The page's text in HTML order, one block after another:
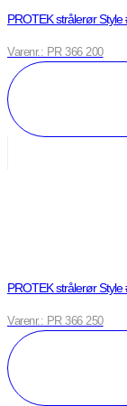
PROTEK strålerør
Varenr.: PR 366 200
PROTEK strålerør
Varenr.: PR 366 250